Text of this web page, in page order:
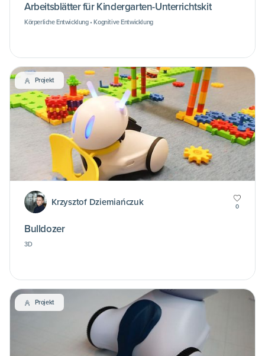
Arbeitsblätter für Kindergarten-Unterrichtskit
Körperliche Entwicklung • Kognitive Entwicklung
Projekt
Krzysztof Dziemiańczuk 0
Bulldozer
3D
Projekt